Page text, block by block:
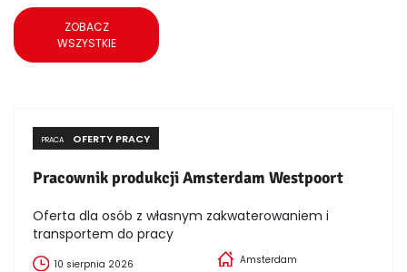
ZOBACZ
WSZYSTKIE
PRACA OFERTY PRACY
Pracownik produkcji Amsterdam Westpoort
Oferta dla osób z własnym zakwaterowaniem i
transportem do pracy
10 sierpnia 2026 Amsterdam